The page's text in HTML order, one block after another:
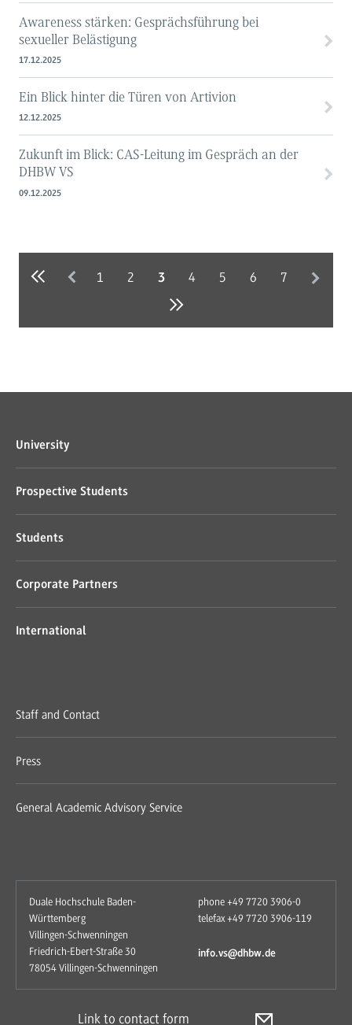
17.12.2025
Awareness stärken: Gesprächsführung bei
sexueller Belästigung
12.12.2025
Ein Blick hinter die Türen von Artivion
09.12.2025
Zukunft im Blick: CAS-Leitung im Gespräch an der
DHBW VS
1 2 3 4 5 6 7
University
Prospective Students
Students
Corporate Partners
International
Staff and Contact
Press
General Academic Advisory Service
Duale Hochschule Baden-
Württemberg
Villingen-Schwenningen
Friedrich-Ebert-Straße 30
78054 Villingen-Schwenningen
phone +49 7720 3906-0
telefax +49 7720 3906-119
info.vs@dhbw.de
Link to contact form